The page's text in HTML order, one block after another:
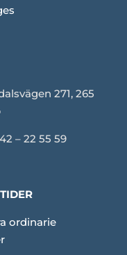
271, 265
– 22 55 59
ordinarie